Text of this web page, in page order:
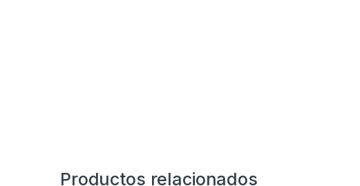
Productos relacionados